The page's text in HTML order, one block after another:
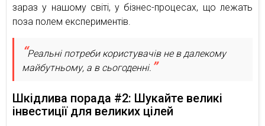
зараз у нашому світі, у бізнес-процесах, що лежать
поза полем експериментів.
Реальні потреби користувачів не в далекому
майбутньому, а в сьогоденні.
Шкідлива порада #2: Шукайте великі
інвестиції для великих цілей